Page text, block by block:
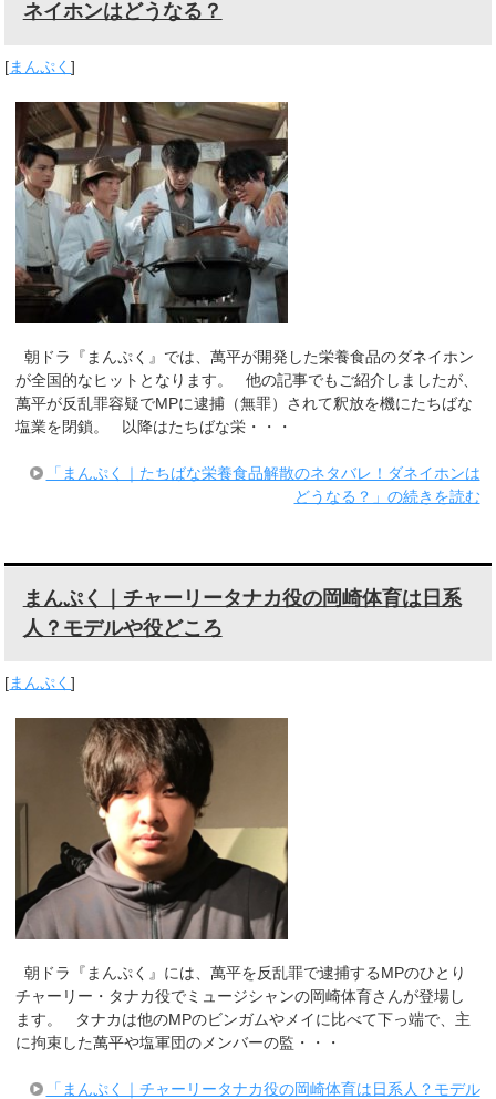
ネイホンはどうなる？
[まんぷく]
朝ドラ『まんぷく』では、萬平が開発した栄養食品のダネイホン
が全国的なヒットとなります。 他の記事でもご紹介しましたが、
萬平が反乱罪容疑でMPに逮捕（無罪）されて釈放を機にたちばな
塩業を閉鎖。 以降はたちばな栄・・・
「まんぷく｜たちばな栄養食品解散のネタバレ！ダネイホンは
どうなる？」の続きを読む
まんぷく｜チャーリータナカ役の岡崎体育は日系
人？モデルや役どころ
[まんぷく]
朝ドラ『まんぷく』には、萬平を反乱罪で逮捕するMPのひとり
チャーリー・タナカ役でミュージシャンの岡崎体育さんが登場し
ます。 タナカは他のMPのビンガムやメイに比べて下っ端で、主
に拘束した萬平や塩軍団のメンバーの監・・・
「まんぷく｜チャーリータナカ役の岡崎体育は日系人？モデル